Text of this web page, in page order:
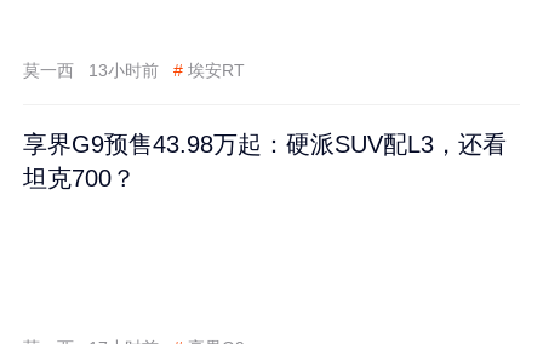
莫一西 13小时前 # 埃安RT
享界G9预售43.98万起：硬派SUV配L3，还看
坦克700？